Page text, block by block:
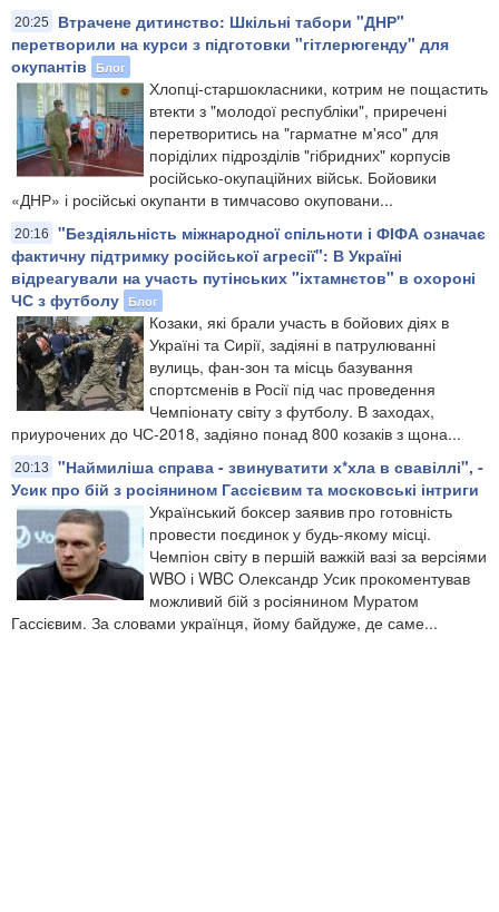
20:25
Втрачене дитинство: Шкільні табори "ДНР"
перетворили на курси з підготовки "гітлерюгенду" для
окупантів
Блог
Хлопці-старшокласники, котрим не пощастить
втекти з "молодої республіки", приречені
перетворитись на "гарматне м'ясо" для
поріділих підрозділів "гібридних" корпусів
російсько-окупаційних військ. Бойовики
«ДНР» і російські окупанти в тимчасово окуповани...
20:16
"Бездіяльність міжнародної спільноти і ФІФА означає
фактичну підтримку російської агресії": В Україні
відреагували на участь путінських "іхтамнєтов" в охороні
ЧС з футболу Блог
Козаки, які брали участь в бойових діях в
Україні та Сирії, задіяні в патрулюванні
вулиць, фан-зон та місць базування
спортсменів в Росії під час проведення
Чемпіонату світу з футболу. В заходах,
приурочених до ЧС-2018, задіяно понад 800 козаків з щона...
20:13
"Наймиліша справа - звинуватити х*хла в свавіллі", -
Усик про бій з росіянином Гассієвим​ та московські інтриги​
Український боксер заявив про готовність
провести поєдинок у будь-якому місці.
Чемпіон світу в першій важкій вазі за версіями
WBO і WBC Олександр Усик прокоментував
можливий бій з росіянином Муратом
Гассієвим. За словами українця, йому байдуже, де саме...